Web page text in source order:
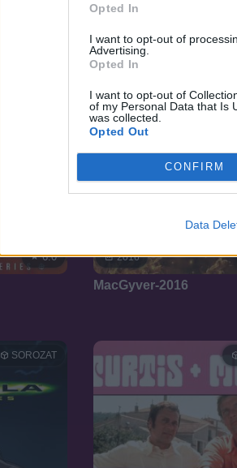
Opted In
I want to opt-out of
Advertising.
Opted In
I want to opt-out of
of my Personal Data that Is
was collected.
Opted Out
CONFIRM
Data
6.0 2016
MacGyver-2016
SOROZAT